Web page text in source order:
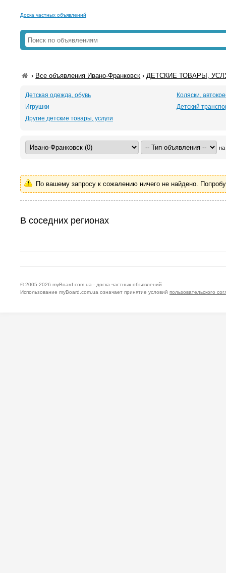
Доска частных объявлений
› Все объявления Ивано-Франковск ›ДЕТСКИЕ ТОВАРЫ,
Детская одежда, обувь
Коляски,
Игрушки
Детский
Другие детские товары, услуги
на
По вашему запросу к сожалению ничего не найдено.
В соседних регионах
© 2005-2026 myBoard.com.ua - доска частных объявлений
Использование myBoard.com.ua означает принятие условий пользовательского